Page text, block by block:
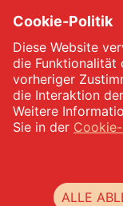
Ja, ich möchte
Menù srl - Dal 1932
00333120368 -
Cookie-Politik
Diese Website
die Funktionalität
vorheriger
die Interaktion
Weitere
Sie in der
ALLE